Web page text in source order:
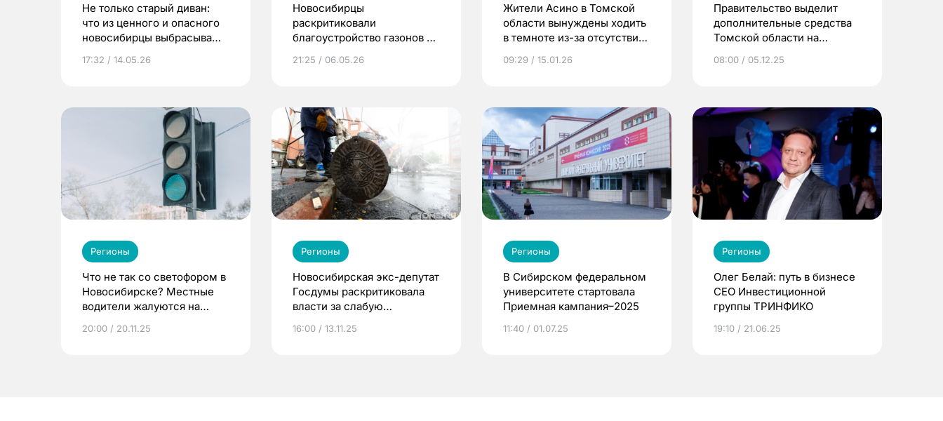
Не только старый диван:
что из ценного и опасного
новосибирцы выбрасывают
17:32 / 14.05.26
Новосибирцы
раскритиковали
благоустройство газонов в
21:25 / 06.05.26
Жители Асино в Томской
области вынуждены ходить
в темноте из-за отсутствия
09:29 / 15.01.26
Правительство выделит
дополнительные средства
Томской области на
пожаров
08:00 / 05.12.25
Регионы
Что не так со светофором в
Новосибирске? Местные
водители жалуются на
20:00 / 20.11.25
Регионы
Новосибирская экс-депутат
Госдумы раскритиковала
власти за слабую
16:00 / 13.11.25
Регионы
В Сибирском федеральном
университете стартовала
Приемная кампания–2025
11:40 / 01.07.25
Регионы
Олег Белай: путь в бизнесе
CEO Инвестиционной
группы ТРИНФИКО
19:10 / 21.06.25